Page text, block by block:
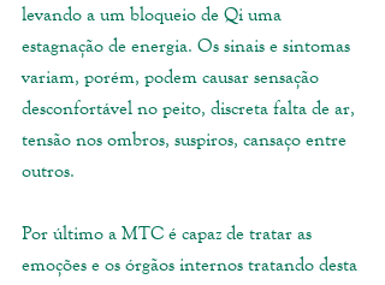
levando a um bloqueio de Qi uma
estagnação de energia. Os sinais e sintomas
variam, porém, podem causar sensação
desconfortável no peito, discreta falta de ar,
tensão nos ombros, suspiros, cansaço entre
outros.
Por último a MTC é capaz de tratar as
emoções e os órgãos internos tratando desta